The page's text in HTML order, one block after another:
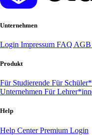
Unternehmen
Login Impressum FAQ AGB
Produkt
Für Studierende Für
Unternehmen Für
Help
Help CenterPremium Login